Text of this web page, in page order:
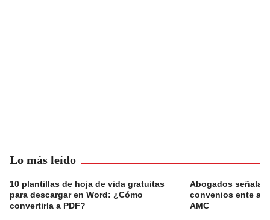
Lo más leído
10 plantillas de hoja de vida gratuitas
para descargar en Word: ¿Cómo
convertirla a PDF?
Abogados
convenios ente
AMC